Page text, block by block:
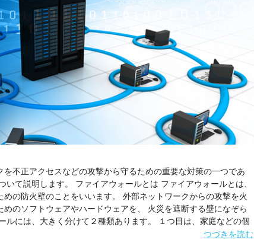
不正アクセスなどの攻撃から守るための重要な対策の一つであ
いて説明します。 ファイアウォールとは ファイアウォールとは、
の防火壁のことをいいます。 外部ネットワークからの攻撃を火
のソフトウェアやハードウェアを、 火災を遮断する壁になぞら
ルには、大きく分けて２種類あります。 １つ目は、家庭などの個
部ネットワークの攻撃から守ることを目的とした「パーソナルフ
つづきを読む